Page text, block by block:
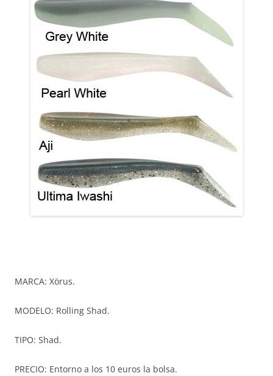
MARCA: Xörus.
MODELO: Rolling Shad.
TIPO: Shad.
PRECIO: Entorno a los 10 euros la bolsa.